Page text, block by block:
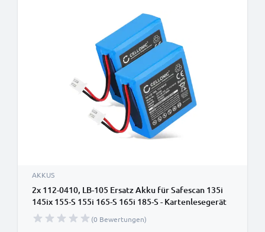
AKKUS
2x 112-0410, LB-105 Ersatz Akku für Safescan 135i
145ix 155-S 155i 165-S 165i 185-S - Kartenlesegerät
Ersatzakku 112-0410, LB-105 - Zahlungsterminal
Zusatzakku 700mAh, POS Batterie
(0 Bewertungen)